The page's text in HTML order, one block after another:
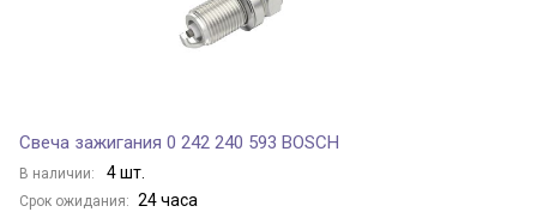
Свеча зажигания 0 242 240 593 BOSCH
В наличии: 4 шт.
Срок ожидания: 24 часа